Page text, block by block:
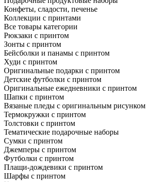
Конфеты, сладости, печенье
Коллекции с принтами
Все товары категории
Рюкзаки с принтом
Зонты с принтом
Бейсболки и панамы с принтом
Худи с принтом
Оригинальные подарки с принтом
Детские футболки с принтом
Оригинальные ежедневники с принтом
Шапки с принтом
Вязаные пледы с оригинальным рисунком
Термокружки с принтом
Толстовки с принтом
Тематические подарочные наборы
Сумки с принтом
Джемперы с принтом
Футболки с принтом
Плащи-дождевики с принтом
Шарфы с принтом